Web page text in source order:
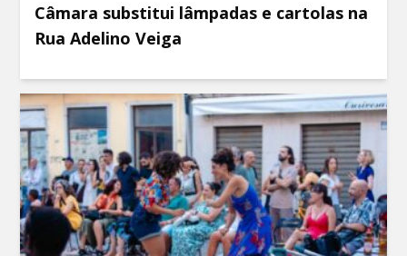
Câmara substitui lâmpadas e cartolas na
Rua Adelino Veiga